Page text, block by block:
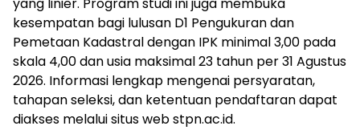
yang linier. Program studi ini juga membuka
kesempatan bagi lulusan D1 Pengukuran dan
Pemetaan Kadastral dengan IPK minimal 3,00 pada
skala 4,00 dan usia maksimal 23 tahun per 31 Agustus
2026. Informasi lengkap mengenai persyaratan,
tahapan seleksi, dan ketentuan pendaftaran dapat
diakses melalui situs web stpn.ac.id.